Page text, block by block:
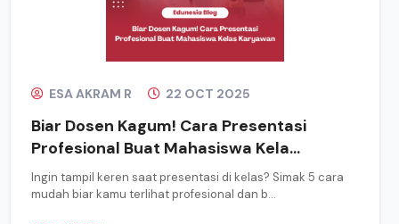
ESA AKRAM R 22 OCT 2025
Biar Dosen Kagum! Cara Presentasi
Profesional Buat Mahasiswa Kela...
Ingin tampil keren saat presentasi di kelas? Simak 5 cara
mudah biar kamu terlihat profesional dan b...